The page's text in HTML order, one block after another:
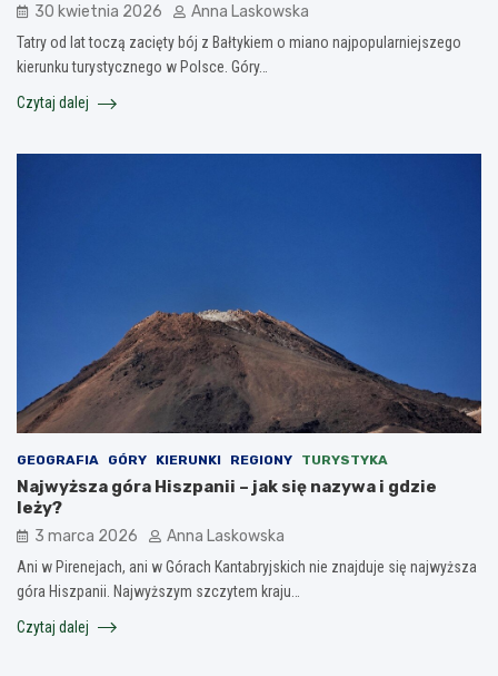
30 kwietnia 2026 Anna Laskowska
Tatry od lat toczą zacięty bój z Bałtykiem o miano najpopularniejszego
kierunku turystycznego w Polsce. Góry…
Czytaj dalej
GEOGRAFIA GÓRY KIERUNKI REGIONY TURYSTYKA
Najwyższa góra Hiszpanii – jak się nazywa i gdzie
leży?
3 marca 2026 Anna Laskowska
Ani w Pirenejach, ani w Górach Kantabryjskich nie znajduje się najwyższa
góra Hiszpanii. Najwyższym szczytem kraju…
Czytaj dalej